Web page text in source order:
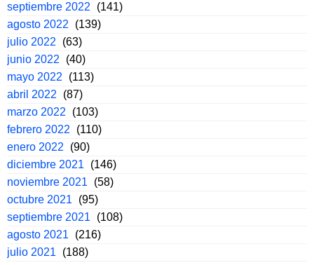
septiembre 2022
(141)
agosto 2022
(139)
julio 2022
(63)
junio 2022
(40)
mayo 2022
(113)
abril 2022
(87)
marzo 2022
(103)
febrero 2022
(110)
enero 2022
(90)
diciembre 2021
(146)
noviembre 2021
(58)
octubre 2021
(95)
septiembre 2021
(108)
agosto 2021
(216)
julio 2021
(188)